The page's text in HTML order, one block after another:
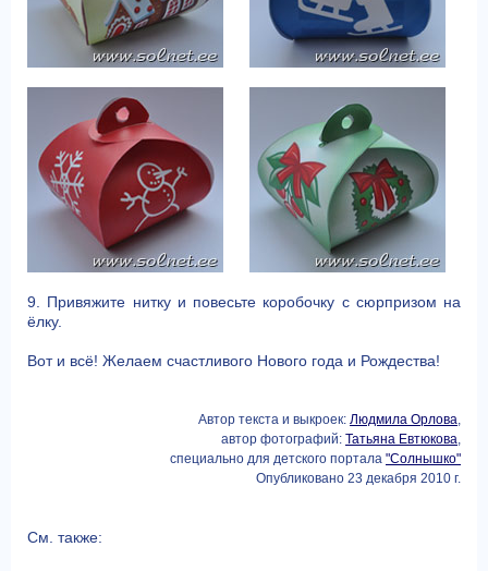
9. Привяжите нитку и повесьте коробочку с cюрпризом на
ёлку.
Вот и всё! Желаем счастливого Нового года и Рождества!
Автор текста и выкроек: Людмила Орлова,
автор фотографий: Татьяна Евтюкова,
специально для детского портала "Солнышко"
Опубликовано 23 декабря 2010 г.
См. также: